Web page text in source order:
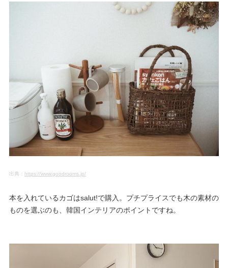
出典： https://www.goodrooms.jp/
本を入れているカゴはsalut!で購入。プチプライスでも木の素材の
ものを選ぶのも、韓国インテリアのポイントですね。